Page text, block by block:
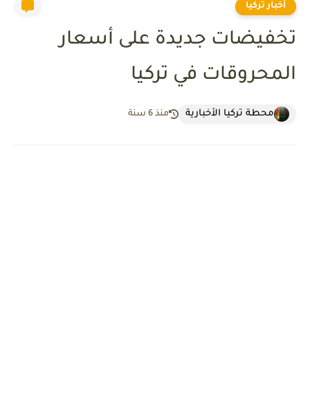
أخبار تركيا
تخفيضات جديدة على أسعار
المحروقات في تركيا
محطة تركيا الأخبارية منذ 6 سنة